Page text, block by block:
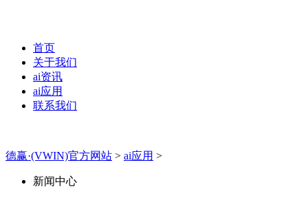
首页
关于我们
ai资讯
ai应用
联系我们
德赢·(VWIN)官方网站 > ai应用 >
新闻中心